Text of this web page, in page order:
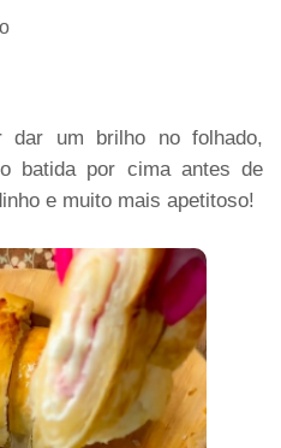
dar um brilho no folhado,
batida por cima antes de
e muito mais apetitoso!